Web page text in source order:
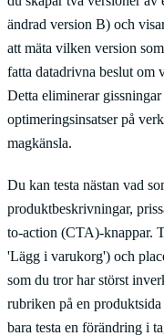
ändrad version B) och
att mäta vilken version
fatta datadrivna beslut om
Detta eliminerar
optimeringsinsatser på
magkänsla.
Du kan testa nästan vad
produktbeskrivningar,
to-action (CTA)-knappar.
'Lägg i varukorg') och
som du tror har störst
rubriken på en
bara testa en förändring i